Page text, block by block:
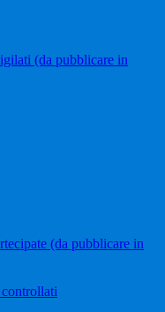
(da pubblicare in
(da pubblicare in